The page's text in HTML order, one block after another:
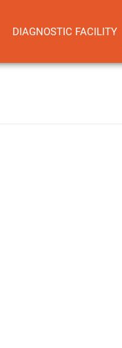
DIAGNOSTIC FACILITY